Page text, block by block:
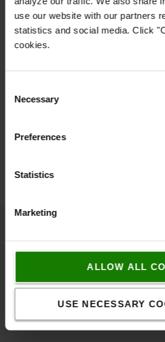
use our website with our partners
statistics and social media. Click
cookies.
Selection
Necessary
Preferences
Statistics
Marketing
ALLOW ALL
USE NECESSARY
4 stik:
2 x SAE, indvendig Ø: 20,95 mm
2 x USB,
Sort
Bredde:9,5
Populært
SE VORES UDVALG AF